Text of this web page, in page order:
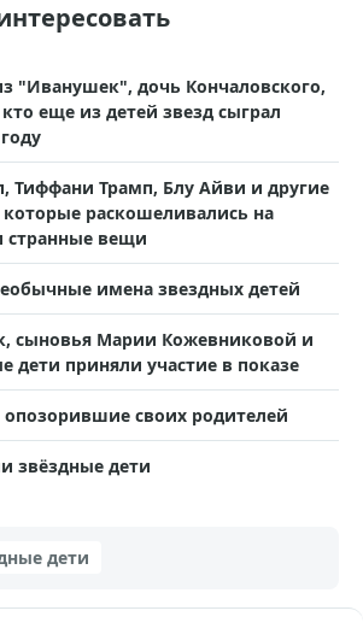
"Иванушек", дочь Кончаловского,
еще из детей звезд сыграл
Тиффани Трамп, Блу Айви и другие
раскошеливались на
странные вещи
имена звездных детей
сыновья Марии Кожевниковой и
дети приняли участие в показе
своих родителей
звёздные дети
дети